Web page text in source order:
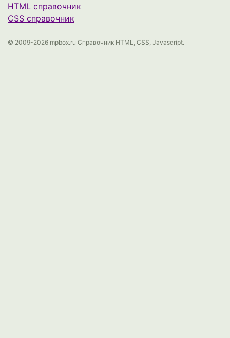
HTML справочник
CSS справочник
© 2009-2026 mpbox.ru Справочник HTML, CSS, Javascript.